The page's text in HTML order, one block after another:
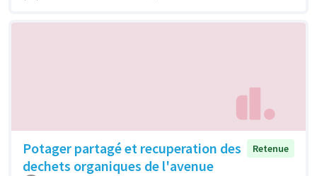
Potager partagé et recuperation des
dechets organiques de l'avenue
Retenue